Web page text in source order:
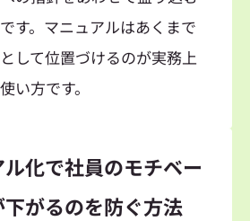
す。マニュアルはあくまで
して位置づけるのが実務上
い方です。
化で社員のモチベー
がるのを防ぐ方法